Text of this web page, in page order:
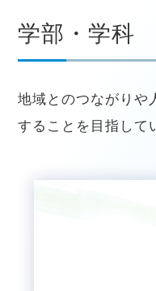
学部・学科
地域とのつながりや
することを目指して